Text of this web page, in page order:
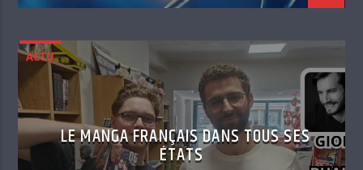
ACTU
LE MANGA FRANÇAIS DANS TOUS SES
ÉTATS